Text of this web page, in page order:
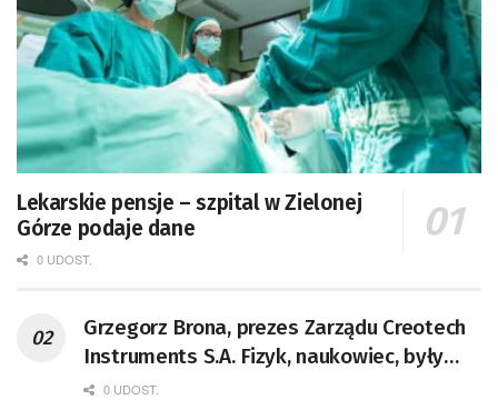
Lekarskie pensje – szpital w Zielonej
Górze podaje dane
0 UDOST.
Grzegorz Brona, prezes Zarządu Creotech
Instruments S.A. Fizyk, naukowiec, były
pracownik CERN w Genewie,
0 UDOST.